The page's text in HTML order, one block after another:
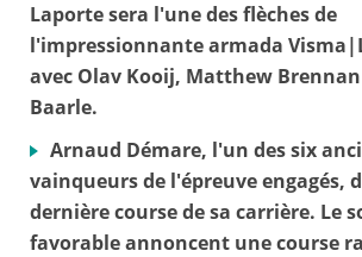
Laporte sera l'une des flèches de
l'impressionnante armada
avec Olav Kooij, Matthew
Baarle.
Arnaud Démare, l'un des six
vainqueurs de l'épreuve engagés,
dernière course de sa carrière. Le
favorable annoncent une course